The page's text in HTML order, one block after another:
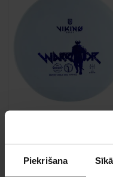
Piekrišana